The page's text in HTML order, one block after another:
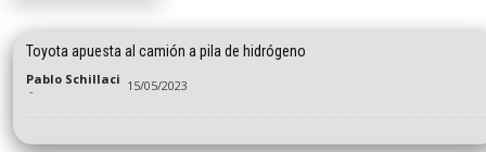
Toyota apuesta al camión a pila de hidrógeno
Pablo Schillaci
- 15/05/2023